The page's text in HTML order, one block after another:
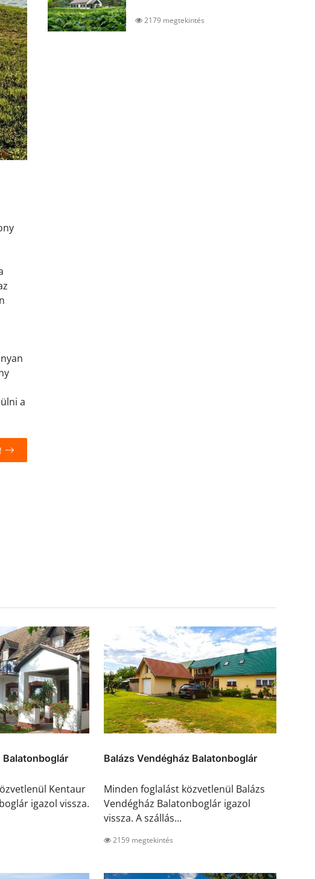
a
2179 megtekintés
Balatonboglár
Kentaur
igazol vissza.
Balázs Vendégház Balatonboglár
Minden foglalást közvetlenül Balázs
Vendégház Balatonboglár igazol
vissza. A szállás...
2159 megtekintés